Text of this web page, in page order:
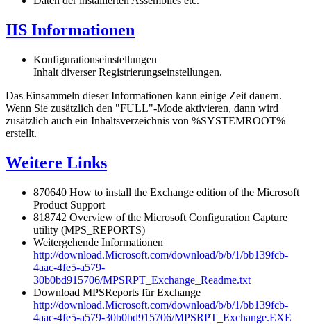
IIS Informationen
Konfigurationseinstellungen
Inhalt diverser Registrierungseinstellungen.
Das Einsammeln dieser Informationen kann einige Zeit dauern.
Wenn Sie zusätzlich den "FULL"-Mode aktivieren, dann wird
zusätzlich auch ein Inhaltsverzeichnis von %SYSTEMROOT%
erstellt.
Weitere Links
870640 How to install the Exchange edition of the Microsoft
Product Support
818742 Overview of the Microsoft Configuration Capture
utility (MPS_REPORTS)
Weitergehende Informationen
http://download.Microsoft.com/download/b/b/1/bb139fcb-
4aac-4fe5-a579-
30b0bd915706/MPSRPT_Exchange_Readme.txt
Download MPSReports für Exchange
http://download.Microsoft.com/download/b/b/1/bb139fcb-
4aac-4fe5-a579-30b0bd915706/MPSRPT_Exchange.EXE